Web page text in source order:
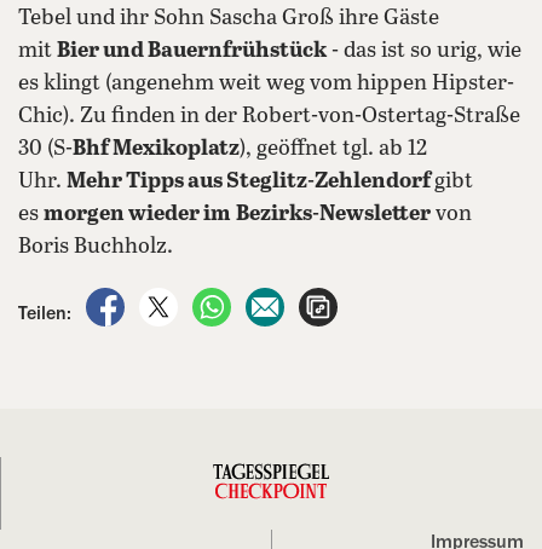
Tebel und ihr Sohn Sascha Groß ihre Gäste
mit Bier und Bauernfrühstück- das ist so urig, wie
es klingt (angenehm weit weg vom hippen Hipster-
Chic). Zu finden in der Robert-von-Ostertag-Straße
30 (S-Bhf Mexikoplatz), geöffnet tgl. ab 12
Uhr. Mehr Tipps aus Steglitz-Zehlendorfgibt
es morgen wieder im Bezirks-Newsletter von
Boris Buchholz.
Teilen:
auf Facebook teilen
auf X teilenper WhatsApp teilen
per E-Mail teilen
Impressum